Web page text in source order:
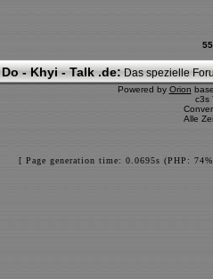
Do - Khyi - Talk .de: Das spezielle
Powered by Orion
c3s
Alle
[ Page generation time: 0.0695s (PHP: